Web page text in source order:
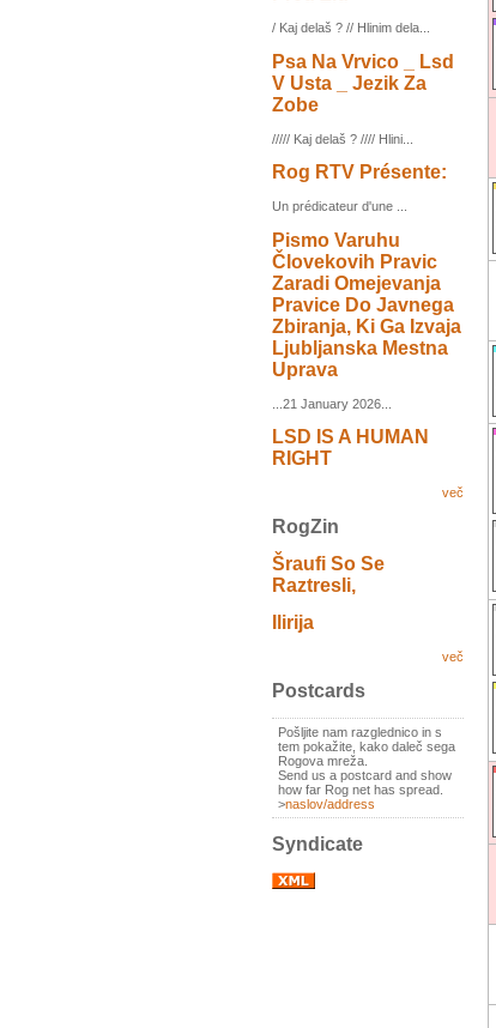
/ Kaj delaš ? // Hlinim dela...
Psa Na Vrvico _ Lsd
V Usta _ Jezik Za
Zobe
///// Kaj delaš ? //// Hlini...
Rog RTV Présente:
Un prédicateur d'une ...
Pismo Varuhu
Človekovih Pravic
Zaradi Omejevanja
Pravice Do Javnega
Zbiranja, Ki Ga Izvaja
Ljubljanska Mestna
Uprava
...21 January 2026...
LSD IS A HUMAN
RIGHT
več
RogZin
Šraufi So Se
Raztresli,
Ilirija
več
Postcards
Pošljite nam razglednico in s
tem pokažite, kako daleč sega
Rogova mreža.
Send us a postcard and show
how far Rog net has spread.
>naslov/address
Syndicate